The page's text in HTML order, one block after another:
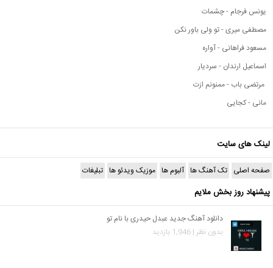
یونس فرجام - چشمات
مصطفی میری - تو ولی باور نکن
مسعود فراهانی - آواره
اسماعیل ارندان - سردیار
مرتضی باب - ممنونم ازت
مانی - کجایی
لینک های سایت
صفحه اصلی تک آهنگ ها آلبوم ها موزیک ویدئو ها تبلیغات
پیشنهاد روز بخش ملایم
دانلود آهنگ جدید عبدل حیدری با نام تو
بدون نظر | 1,946 بازدید